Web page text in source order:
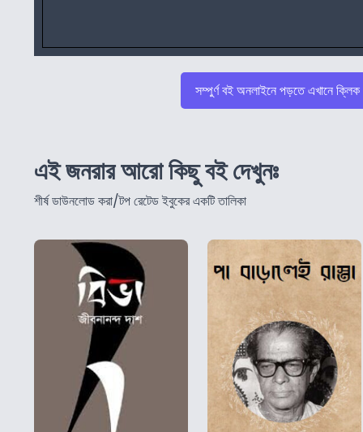
সম্পুর্ণ বই অনলাইনে পড়তে এখানে
এই জনরার আরো কিছু বই দেখুনঃ
শীর্ষ ডাউনলোড করা/টপ রেটেড ইবুকের একটি তালিকা